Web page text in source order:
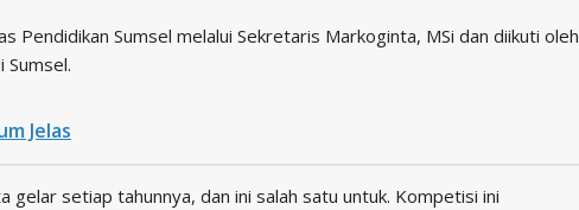
Pendidikan Sumsel melalui Sekretaris Markoginta, MSi dan diikuti oleh
Jelas
gelar setiap tahunnya, dan ini salah satu untuk. Kompetisi ini